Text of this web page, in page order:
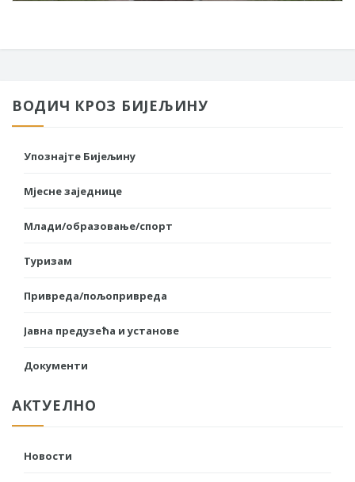
ВОДИЧ КРОЗ БИЈЕЉИНУ
Упознајте Бијељину
Мјесне заједнице
Млади/образовање/спорт
Туризам
Привреда/пољопривреда
Јавна предузећа и установе
Документи
АКТУЕЛНО
Новости